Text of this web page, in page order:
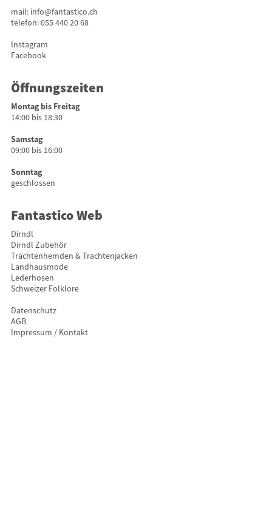
mail: info@fantastico.ch
telefon:055 440 20 68
Instagram
Facebook
Öffnungszeiten
Montag bis Freitag
14:00 bis 18:30
Samstag
09:00 bis 16:00
Sonntag
geschlossen
Fantastico Web
Dirndl
Dirndl Zubehör
Trachtenhemden & Trachtenjacken
Landhausmode
Lederhosen
Schweizer Folklore
Datenschutz
AGB
Impressum / Kontakt